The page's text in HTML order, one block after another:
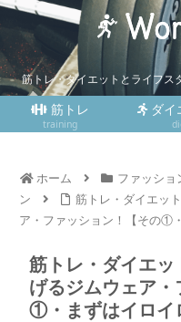
筋トレ・ダイエットとライフス
筋トレ
training
ダイ
ホーム ファッショ
ン
筋トレ・ダイエッ
ア・ファッション！【その①
筋トレ・ダイエ
げるジムウェア
①・まずはイロイ